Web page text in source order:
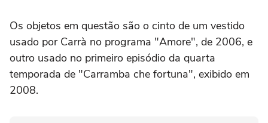
Os objetos em questão são o cinto de um vestido
usado por Carrà no programa "Amore", de 2006, e
outro usado no primeiro episódio da quarta
temporada de "Carramba che fortuna", exibido em
2008.